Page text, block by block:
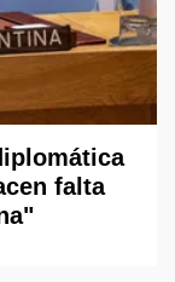
falta